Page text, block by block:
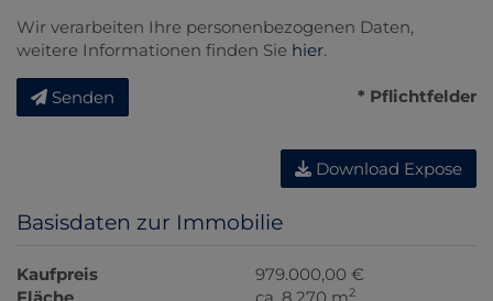
Wir verarbeiten Ihre personenbezogenen Daten,
weitere Informationen finden Sie hier.
Senden * Pflichtfelder
Download Expose
Basisdaten zur Immobilie
Kaufpreis
979.000,00 €
2